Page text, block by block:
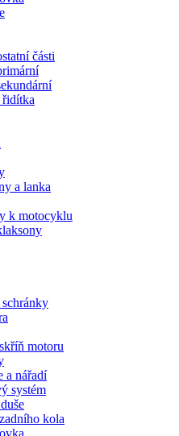
části
a lanka
k motocyklu
motoru
a nářadí
systém
kola